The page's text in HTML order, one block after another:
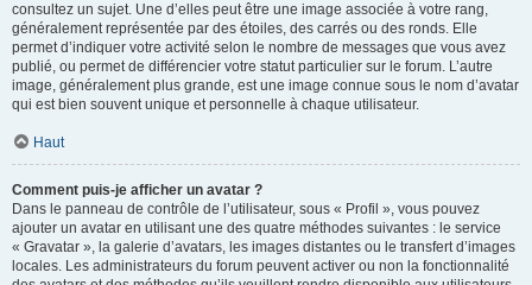
consultez un sujet. Une d’elles peut être une image associée à votre rang,
généralement représentée par des étoiles, des carrés ou des ronds. Elle
permet d’indiquer votre activité selon le nombre de messages que vous avez
publié, ou permet de différencier votre statut particulier sur le forum. L’autre
image, généralement plus grande, est une image connue sous le nom d’avatar
qui est bien souvent unique et personnelle à chaque utilisateur.
Haut
Comment puis-je afficher un avatar ?
Dans le panneau de contrôle de l’utilisateur, sous « Profil », vous pouvez
ajouter un avatar en utilisant une des quatre méthodes suivantes : le service
« Gravatar », la galerie d’avatars, les images distantes ou le transfert d’images
locales. Les administrateurs du forum peuvent activer ou non la fonctionnalité